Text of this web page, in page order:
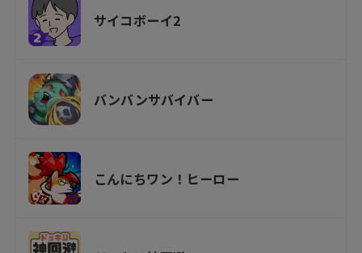
サイコボーイ2
バンバンサバイバー
こんにちワン！ヒーロー